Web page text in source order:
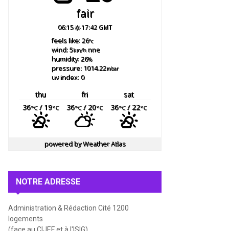
fair
06:15 17:42 GMT
feels like: 26°c
wind: 5km/hnne
humidity: 26%
pressure: 1014.22mbar
uv index: 0
thu fri
sat
36°C/ 19°C 36°C/ 20°C 36°C/ 22°C
powered byWeather Atlas
NOTRE ADRESSE
Administration & Rédaction Cité 1200
logements